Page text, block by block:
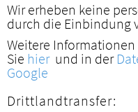
Wir erheben keine
durch die Einbindung
Weitere Informationen
Sie hierund in der
Google
Drittlandtransfer: